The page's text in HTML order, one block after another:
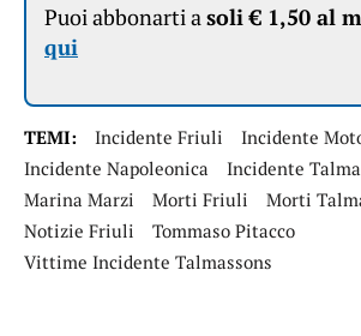
Puoi abbonarti asoli € 1,50 al
qui
TEMI: Incidente Friuli
Incidente
Incidente Napoleonica
Incidente
Marina Marzi
Morti Friuli
Morti
Notizie Friuli
Tommaso Pitacco
Vittime Incidente Talmassons